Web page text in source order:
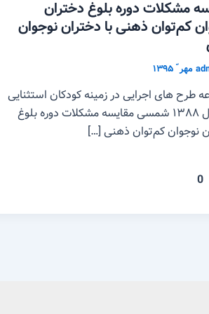
مشکلات دوره بلوغ دختران
کم‌توان ذهنی با دختران نوجوان
طرح های اجرایی در زمینه کودکان استثنایی
در سال ۱۳۸۸ شمسی مقایسه مشکلات دوره بلوغ
نوجوان کم‌توان ذهنی […]
0